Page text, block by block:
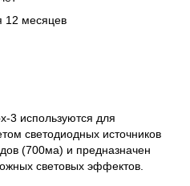
12 месяцев
3 используются для
светодиодных источников
(700ма) и предназначен
световых эффектов.